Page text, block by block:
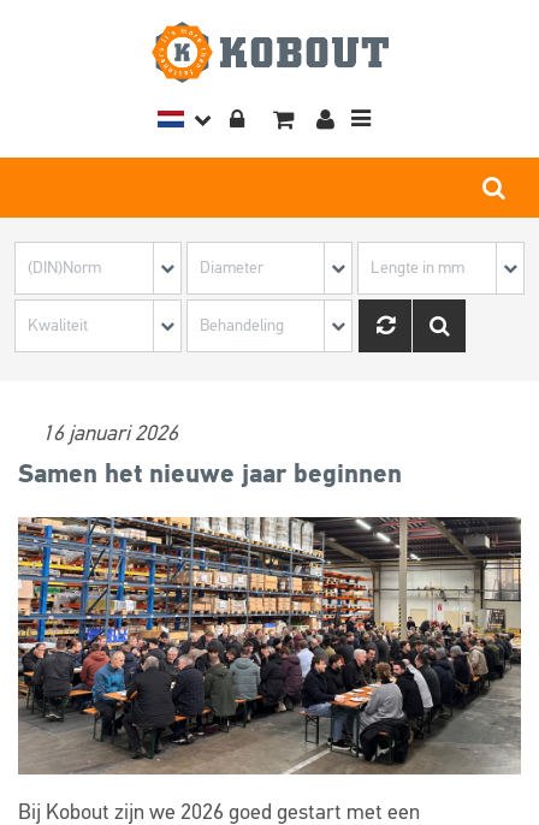
Toggle
16 januari 2026
Samen het nieuwe jaar beginnen
Bij Kobout zijn we 2026 goed gestart met een